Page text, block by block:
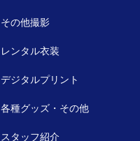
その他撮影
レンタル衣装
デジタルプリント
各種グッズ・その他
スタッフ紹介